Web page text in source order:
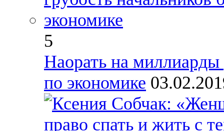
5
Наорать на миллиарды
по экономике